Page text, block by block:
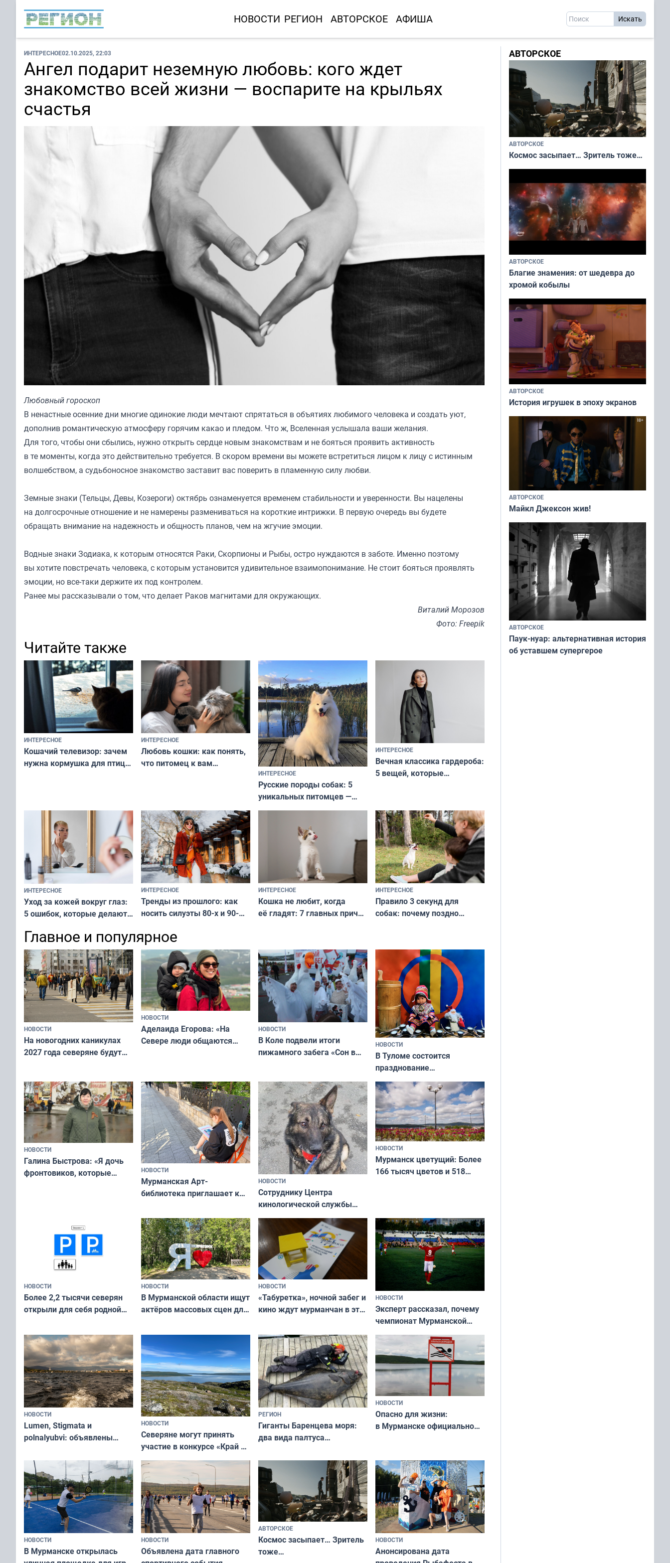
НОВОСТИ РЕГИОН АВТОРСКОЕ АФИША
ИНТЕРЕСНОЕ02.10.2025, 22:03
Ангел подарит неземную любовь: кого ждет
знакомство всей жизни — воспарите на крыльях
счастья
Любовный гороскоп
В ненастные осенние дни многие одинокие люди мечтают спрятаться в объятиях любимого человека и создать уют,
дополнив романтическую атмосферу горячим какао и пледом. Что ж, Вселенная услышала ваши желания.
Для того, чтобы они сбылись, нужно открыть сердце новым знакомствам и не бояться проявить активность
в те моменты, когда это действительно требуется. В скором времени вы можете встретиться лицом к лицу с истинным
волшебством, а судьбоносное знакомство заставит вас поверить в пламенную силу любви.
Земные знаки (Тельцы, Девы, Козероги) октябрь ознаменуется временем стабильности и уверенности. Вы нацелены
на долгосрочные отношение и не намерены размениваться на короткие интрижки. В первую очередь вы будете
обращать внимание на надежность и общность планов, чем на жгучие эмоции.
Водные знаки Зодиака, к которым относятся Раки, Скорпионы и Рыбы, остро нуждаются в заботе. Именно поэтому
вы хотите повстречать человека, с которым установится удивительное взаимопонимание. Не стоит бояться проявлять
эмоции, но все-таки держите их под контролем.
Ранее мы рассказывали о том, что делает Раков магнитами для окружающих.
Виталий Морозов
Фото: Freepik
Читайте также
ИНТЕРЕСНОЕ
Кошачий телевизор: зачем
нужна кормушка для птиц
ИНТЕРЕСНОЕ
Любовь кошки: как понять,
что питомец к вам
ИНТЕРЕСНОЕ
Русские породы собак: 5
уникальных питомцев —
национальные сокровища
и характером
ИНТЕРЕСНОЕ
Вечная классика гардероба:
5 вещей, которые
и актуально в любой сезон
ИНТЕРЕСНОЕ
Уход за кожей вокруг глаз:
5 ошибок, которые делают
и вернуть свежий взгляд
без дорогих средств
ИНТЕРЕСНОЕ
Тренды из прошлого: как
носить силуэты 80-х и 90-
современно и стильно без
переплат
ИНТЕРЕСНОЕ
Кошка не любит, когда
её гладят: 7 главных причин
независимому питомцу
ИНТЕРЕСНОЕ
Правило 3 секунд для
собак: почему поздно
питомцу всё сразу и без
криков
Главное и популярное
НОВОСТИ
На новогодних каникулах
2027 года северяне будут
НОВОСТИ
Аделаида Егорова: «На
Севере люди общаются
НОВОСТИ
В Коле подвели итоги
пижамного забега «Сон в
НОВОСТИ
В Туломе состоится
празднование
Международного дня
коренных народов мира
НОВОСТИ
Галина Быстрова: «Я дочь
фронтовиков, которые
НОВОСТИ
Мурманская Арт-
библиотека приглашает к
и фотографов
НОВОСТИ
Сотруднику Центра
кинологической службы
ищут новый дом
НОВОСТИ
Мурманск цветущий: Более
166 тысяч цветов и 518
НОВОСТИ
Более 2,2 тысячи северян
открыли для себя родной
«Туризм для своих»
НОВОСТИ
В Мурманской области ищут
актёров массовых сцен для
короткометражном фильме
НОВОСТИ
«Табуретка», ночной забег и
кино ждут мурманчан в эти
НОВОСТИ
Эксперт рассказал, почему
чемпионат Мурманской
области по футболу остался
незамеченным
НОВОСТИ
Lumen, Stigmata и
polnalyubvi: объявлены
«Имандра» в 2026 года
НОВОСТИ
Северяне могут принять
участие в конкурсе «Край у
северной границы: фотогид
по Печенгскому округу»
РЕГИОН
Гиганты Баренцева моря:
два вида палтуса
НОВОСТИ
Опасно для жизни:
в Мурманске официально
НОВОСТИ
В Мурманске открылась
НОВОСТИ
Объявлена дата главного
АВТОРСКОЕ
Космос засыпает… Зритель
тоже…
НОВОСТИ
Анонсирована дата
АВТОРСКОЕ
АВТОРСКОЕ
Космос засыпает… Зритель тоже…
АВТОРСКОЕ
Благие знамения: от шедевра до
хромой кобылы
АВТОРСКОЕ
История игрушек в эпоху экранов
АВТОРСКОЕ
Майкл Джексон жив!
АВТОРСКОЕ
Паук-нуар: альтернативная история
об уставшем супергерое